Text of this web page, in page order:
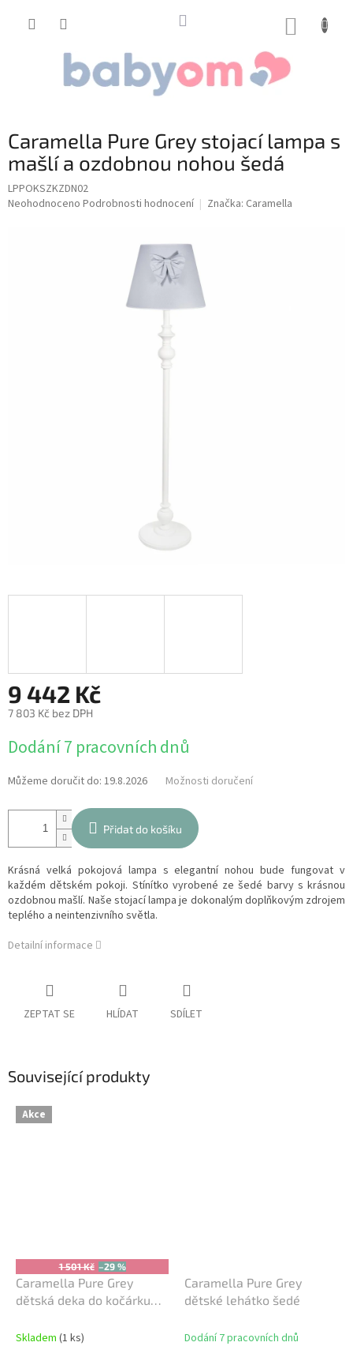
Caramella Pure Grey stojací lampa s
mašlí a ozdobnou nohou šedá
LPPOKSZKZDN02
Průměrné
Neohodnoceno Podrobnosti hodnocení Značka: Caramella
9 442 Kč
7 803 Kč bez DPH
cena:
Dodání 7 pracovních dnů
Můžeme doručit do: 19.8.2026 Možnosti doručení
Přidat do košíku
Krásná velká pokojová lampa s elegantní nohou bude fungovat v
každém dětském pokoji. Stínítko vyrobené ze šedé barvy s krásnou
ozdobnou mašlí. Naše stojací lampa je dokonalým doplňkovým zdrojem
teplého a neintenzivního světla.
Detailní informace
ZEPTAT SE HLÍDAT SDÍLET
Související produkty
Akce
1 501 Kč –29 %
Caramella Pure Grey
dětská deka do kočárku
Skladem (1 ks)
Caramella Pure Grey
dětské lehátko šedé
Dodání 7 pracovních dnů